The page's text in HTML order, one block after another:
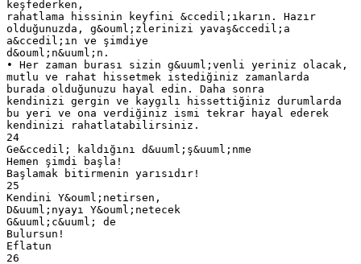
keşfederken,
rahatlama hissinin keyfini &ccedil;ıkarın. Hazır
olduğunuzda, g&ouml;zlerinizi yavaş&ccedil;a
a&ccedil;ın ve şimdiye
d&ouml;n&uuml;n.
• Her zaman burası sizin g&uuml;venli yeriniz olacak,
mutlu ve rahat hissetmek istediğiniz zamanlarda
burada olduğunuzu hayal edin. Daha sonra
kendinizi gergin ve kaygılı hissettiğiniz durumlarda
bu yeri ve ona verdiğiniz ismi tekrar hayal ederek
kendinizi rahatlatabilirsiniz.
24
Ge&ccedil; kaldığını d&uuml;ş&uuml;nme
Hemen şimdi başla!
Başlamak bitirmenin yarısıdır!
25
Kendini Y&ouml;netirsen,
D&uuml;nyayı Y&ouml;netecek
G&uuml;c&uuml; de
Bulursun!
Eflatun
26